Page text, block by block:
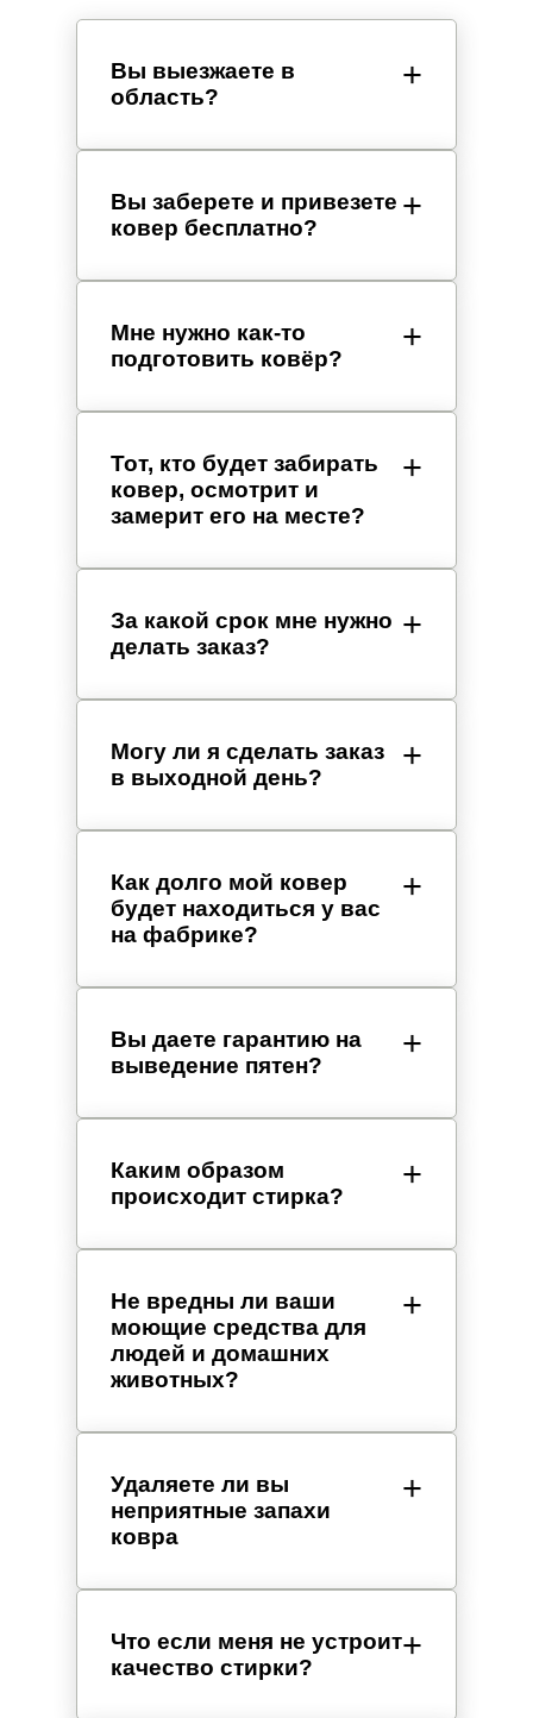
Вы выезжаете в
область?
Вы заберете и привезете
ковер бесплатно?
Мне нужно как-то
подготовить ковёр?
Тот, кто будет забирать
ковер, осмотрит и
замерит его на месте?
За какой срок мне нужно
делать заказ?
Могу ли я сделать заказ
в выходной день?
Как долго мой ковер
будет находиться у вас
на фабрике?
Вы даете гарантию на
выведение пятен?
Каким образом
происходит стирка?
Не вредны ли ваши
моющие средства для
людей и домашних
животных?
Удаляете ли вы
неприятные запахи
ковра
Что если меня не устроит
качество стирки?